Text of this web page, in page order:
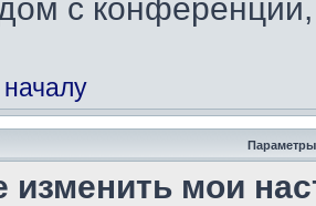
с
Параметры
изменить мои